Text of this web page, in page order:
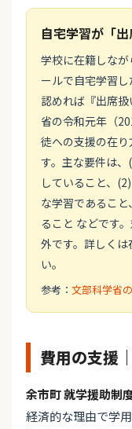
自宅学習が「
学校に在籍しな
ールで自宅学習
認めれば『出席
省の令和元年（
徒への支援の在
す。主な要件は
していること、
な学習であるこ
ること などです
外です。詳しく
い。
参考： 文部科学省
費用の支援
余市町 就学援助制
経済的な理由で学